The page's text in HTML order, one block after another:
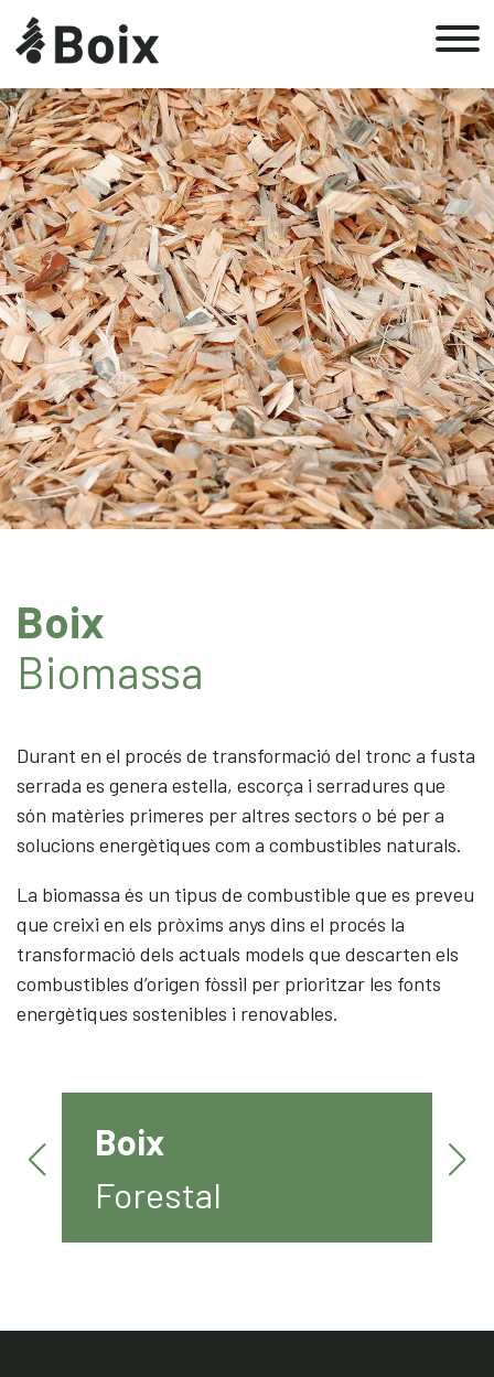
Inici
Grup Boix
Història
Empresa
Empresa Responsable
Sostenibilitat
Sostenibilitat a Grup Boix
Objectius de Desenvolupament Sostenible
Productes
Forestal
Embalatge
Panells CLT
Actualitat
CAT CAS ENG
Boix
Biomassa
Durant en el procés de transformació del tronc a fusta
serrada es genera estella, escorça i serradures que
són matèries primeres per altres sectors o bé per a
solucions energètiques com a combustibles naturals.
La biomassa és un tipus de combustible que es preveu
que creixi en els pròxims anys dins el procés la
transformació dels actuals models que descarten els
combustibles d’origen fòssil per prioritzar les fonts
energètiques sostenibles i renovables.
Boix
Forestal